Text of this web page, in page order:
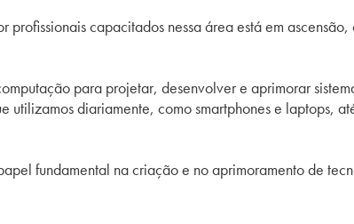
capacitados nessa área está em
para projetar, desenvolver e aprimorar
diariamente, como smartphones e laptops,
fundamental na criação e no aprimoramento de